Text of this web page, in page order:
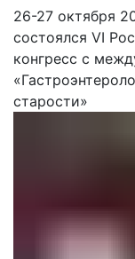
26-27 октября
состоялся VI
конгресс с
старости»